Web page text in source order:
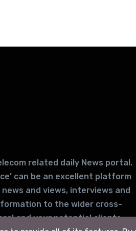
related daily News portal.
can be an excellent platform
and views, interviews and
to the wider cross-
and your potential clients